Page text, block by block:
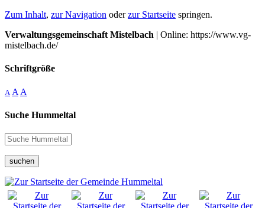
Zum Inhalt, zur Navigation oderzur Startseite springen.
Verwaltungsgemeinschaft Mistelbach | Online: https://www.vg-
mistelbach.de/
Schriftgröße
A A A
Suche Hummeltal
suchen